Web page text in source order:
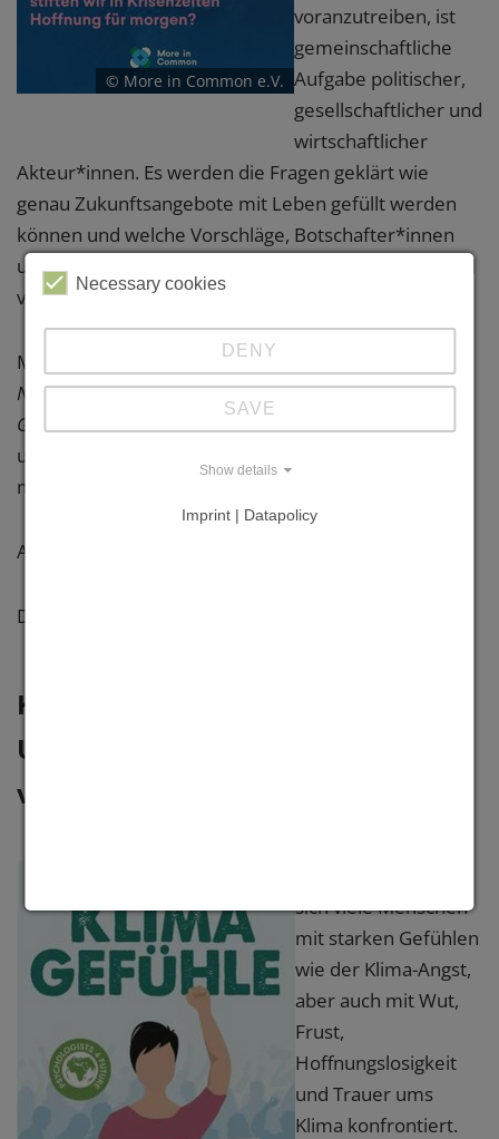
© More in Common e.V.
voranzutreiben, ist
gemeinschaftliche
Aufgabe politischer,
gesellschaftlicher und
wirtschaftlicher
Akteur*innen. Es werden die Fragen geklärt wie
genau Zukunftsangebote mit Leben gefüllt werden
können und welche Vorschläge, Botschafter*innen
und Botschaften potenziell die Kraft haben, stark und
verbindend zu wirken.
More in Common e.V. (Hrsg.) (2022)
Navigieren im Ungewissen: Impulse zur Zukunft der
Gesellschaft -#4: Projekt Zuversicht: Woher nehmen
und wie stiften wir in Krisenzeiten Hoffnung für
morgen?. Berlin
Ausschließlich digital als PDF erhältlich, 16 Seiten
Den Link zum kostenlosen Download finden Sie
Klimagefühle - Wie wir an der
Umweltkrise wachsen, statt zu
verzweifeln
sich viele Menschen
mit starken Gefühlen
wie der Klima-Angst,
aber auch mit Wut,
Frust,
Hoffnungslosigkeit
und Trauer ums
Klima konfrontiert.
Necessary cookies
DENY
SAVE
Show details
Imprint | Datapolicy